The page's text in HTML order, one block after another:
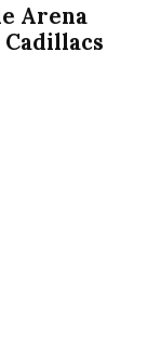
Arena
Cadillacs